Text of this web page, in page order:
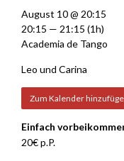
Einfach
20€ p.P.
August 10 @ 20:15
20:15 — 21:15 (1h)
Academia de Tango
Leo und Carina
Zum Kalender